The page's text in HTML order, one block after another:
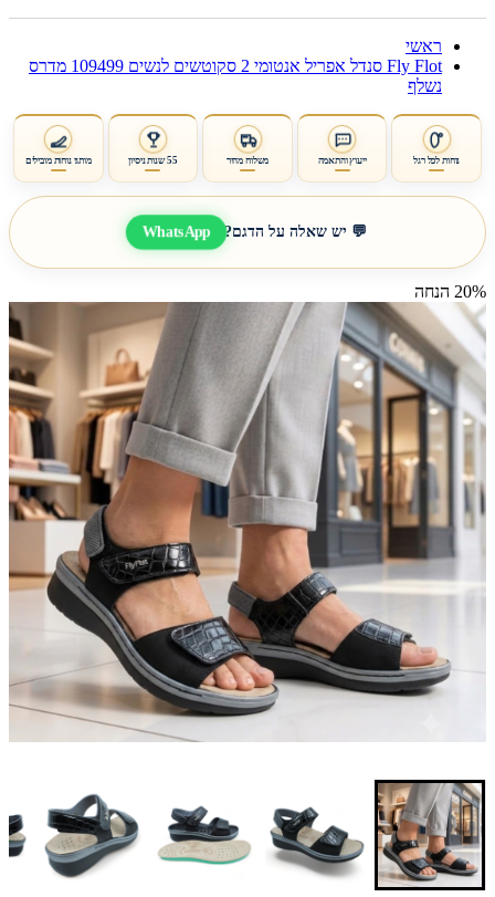
ראשי
Fly Flot סנדל אפריל אנטומי 2 סקוטשים לנשים 109499 מדרס
נשלף
נוחות לכל רגל ייעוץ והתאמה משלוח מהיר 55 שנות ניסיון מותגי נוחות מובילים
💬 יש שאלה על הדגם? WhatsApp
20% הנחה